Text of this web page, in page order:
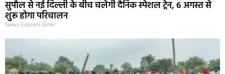
सुपौल से नई दिल्ली के बीच चलेगी दैनिक स्पेशल ट्रेन, 6 अगस्त से
शुरू होगा परिचालन
News Express Bihar